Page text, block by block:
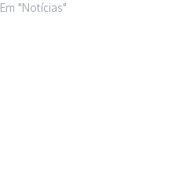
Em "Notícias"